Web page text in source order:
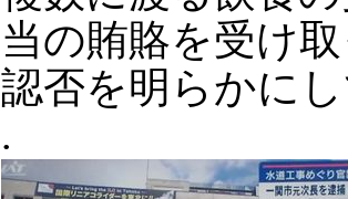
当の賄賂を受け
認否を明らかに
.